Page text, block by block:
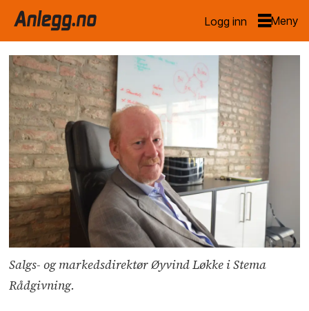
Logg inn
Salgs- og markedsdirektør Øyvind Løkke i Stema
Rådgivning.